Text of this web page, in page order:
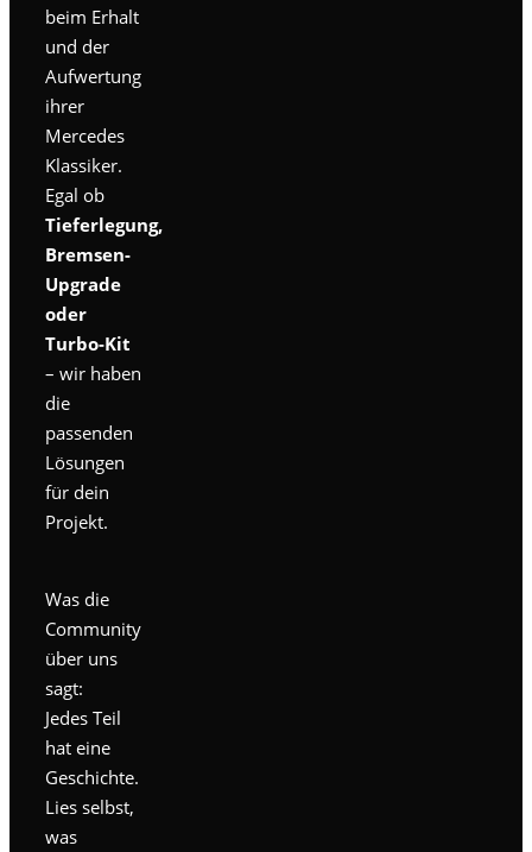
beim Erhalt
und der
Aufwertung
ihrer
Mercedes
Klassiker.
Egal ob
Tieferlegung,
Bremsen-
Upgrade
oder
Turbo-Kit
– wir haben
die
passenden
Lösungen
für dein
Projekt.
Was die
Community
über uns
sagt:
Jedes Teil
hat eine
Geschichte.
Lies selbst,
was